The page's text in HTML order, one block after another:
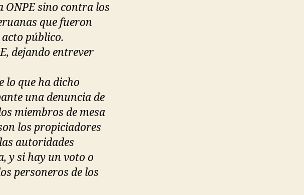
ONPE sino contra los
que fueron
público.
dejando entrever
lo que ha dicho
una denuncia de
miembros de mesa
los propiciadores
autoridades
y si hay un voto o
personeros de los